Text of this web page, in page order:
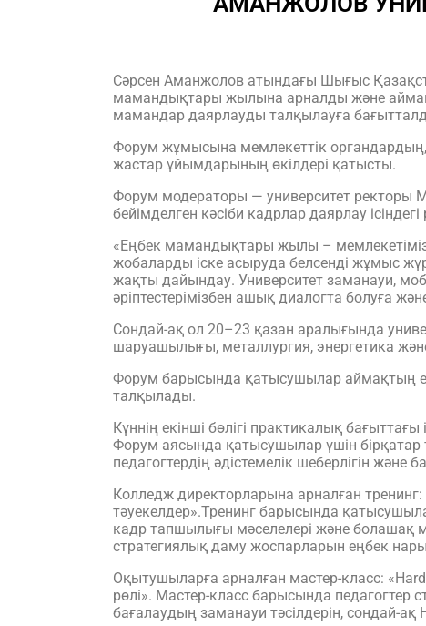
Сәрсен Аманжолов атындағы Шығыс
мамандықтары жылына арналды және
мамандар даярлауды талқылауға
Форум жұмысына мемлекеттік
жастар ұйымдарының өкілдері қатысты.
Форум модераторы — университет ректоры
бейімделген кәсіби кадрлар даярлау
«Еңбек мамандықтары жылы –
жобаларды іске асыруда белсенді жұмыс
жақты дайындау. Университет заманауи,
әріптестерімізбен ашық диалогта болуға
Сондай-ақ ол 20–23 қазан аралығында
шаруашылығы, металлургия, энергетика
Форум барысында қатысушылар аймақтың
талқылады.
Күннің екінші бөлігі практикалық
Форум аясында қатысушылар үшін
педагогтердің әдістемелік шеберлігін
Колледж директорларына арналған
тәуекелдер».Тренинг барысында
кадр тапшылығы мәселелері және болашақ
стратегиялық даму жоспарларын еңбек
Оқытушыларға арналған мастер-класс:
рөлі». Мастер-класс барысында педагогтер
бағалаудың заманауи тәсілдерін, сондай-